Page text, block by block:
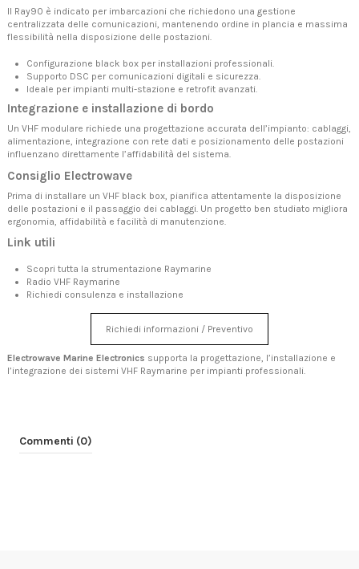
Il Ray90 è indicato per imbarcazioni che richiedono una gestione
centralizzata delle comunicazioni, mantenendo ordine in plancia e massima
flessibilità nella disposizione delle postazioni.
Configurazione black box per installazioni professionali.
Supporto DSC per comunicazioni digitali e sicurezza.
Ideale per impianti multi-stazione e retrofit avanzati.
Integrazione e installazione di bordo
Un VHF modulare richiede una progettazione accurata dell’impianto: cablaggi,
alimentazione, integrazione con rete dati e posizionamento delle postazioni
influenzano direttamente l’affidabilità del sistema.
Consiglio Electrowave
Prima di installare un VHF black box, pianifica attentamente la disposizione
delle postazioni e il passaggio dei cablaggi. Un progetto ben studiato migliora
ergonomia, affidabilità e facilità di manutenzione.
Link utili
Scopri tutta la strumentazione Raymarine
Radio VHF Raymarine
Richiedi consulenza e installazione
Richiedi informazioni / Preventivo
Electrowave Marine Electronics supporta la progettazione, l’installazione e
l’integrazione dei sistemi VHF Raymarine per impianti professionali.
Commenti (0)